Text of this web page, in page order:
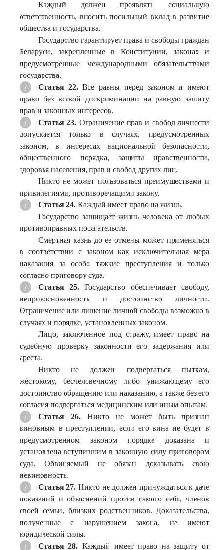
Каждый должен проявлять социальную
ответственность, вносить посильный вклад в развитие
общества и государства.
Государство гарантирует права и свободы граждан
Беларуси, закрепленные в Конституции, законах и
предусмотренные международными обязательствами
государства.
Статья 22.Все равны перед законом и имеют
право без всякой дискриминации на равную защиту
прав и законных интересов.
Статья 23. Ограничение прав и свобод личности
допускается только в случаях, предусмотренных
законом, в интересах национальной безопасности,
общественного порядка, защиты нравственности,
здоровья населения, прав и свобод других лиц.
Никто не может пользоваться преимуществами и
привилегиями, противоречащими закону.
Статья 24. Каждый имеет право на жизнь.
Государство защищает жизнь человека от любых
противоправных посягательств.
Смертная казнь до ее отмены может применяться
в соответствии с законом как исключительная мера
наказания за особо тяжкие преступления и только
согласно приговору суда.
Статья 25.Государство обеспечивает свободу,
неприкосновенность и достоинство личности.
Ограничение или лишение личной свободы возможно в
случаях и порядке, установленных законом.
Лицо, заключенное под стражу, имеет право на
судебную проверку законности его задержания или
ареста.
Никто не должен подвергаться пыткам,
жестокому, бесчеловечному либо унижающему его
достоинство обращению или наказанию, а также без его
согласия подвергаться медицинским или иным опытам.
Статья 26. Никто не может быть признан
виновным в преступлении, если его вина не будет в
предусмотренном законом порядке доказана и
установлена вступившим в законную силу приговором
суда. Обвиняемый не обязан доказывать свою
невиновность.
Статья 27. Никто не должен принуждаться к даче
показаний и объяснений против самого себя, членов
своей семьи, близких родственников. Доказательства,
полученные с нарушением закона, не имеют
юридической силы.
Статья 28. Каждый имеет право на защиту от